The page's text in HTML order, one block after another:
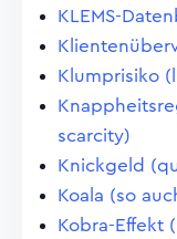
KLEMS-
Klumprisiko
scarcity)
Knickgeld
Koala (so
Kobra-Effekt